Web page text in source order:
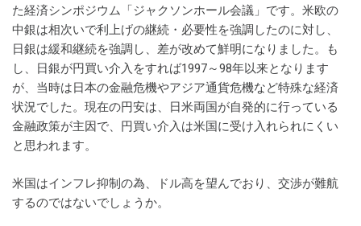
た経済シンポジウム「ジャクソンホール会議」です。米欧の
中銀は相次いで利上げの継続・必要性を強調したのに対し、
日銀は緩和継続を強調し、差が改めて鮮明になりました。も
し、日銀が円買い介入をすれば1997～98年以来となります
が、当時は日本の金融危機やアジア通貨危機など特殊な経済
状況でした。現在の円安は、日米両国が自発的に行っている
金融政策が主因で、円買い介入は米国に受け入れられにくい
と思われます。
米国はインフレ抑制の為、ドル高を望んでおり、交渉が難航
するのではないでしょうか。